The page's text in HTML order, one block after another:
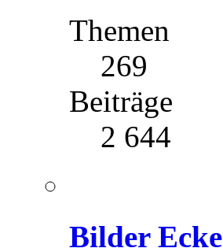
Themen
269
Beiträge
2 644
Bilder Ecke